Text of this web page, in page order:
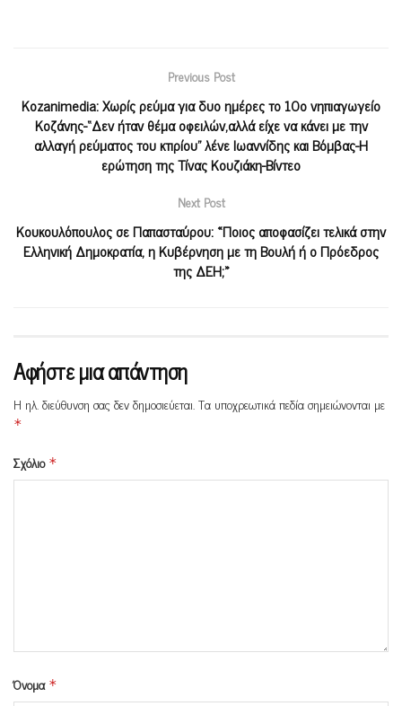
Previous Post
Kozanimedia: Xωρίς ρεύμα για δυο ημέρες το 10ο νηπιαγωγείο
Κοζάνης-“Δεν ήταν θέμα οφειλών,αλλά είχε να κάνει με την
αλλαγή ρεύματος του κτιρίου” λένε Ιωαννίδης και Βόμβας-Η
ερώτηση της Τίνας Κουζιάκη-Βίντεο
Next Post
Κουκουλόπουλος σε Παπασταύρου: «Ποιος αποφασίζει τελικά στην
Ελληνική Δημοκρατία, η Κυβέρνηση με τη Βουλή ή ο Πρόεδρος
της ΔΕΗ;»
Αφήστε μια απάντηση
Η ηλ. διεύθυνση σας δεν δημοσιεύεται.Τα υποχρεωτικά πεδία σημειώνονται με
*
Σχόλιο *
Όνομα *